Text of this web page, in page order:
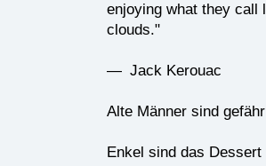
enjoying what they call
clouds."
— Jack Kerouac
Alte Männer sind
Enkel sind das